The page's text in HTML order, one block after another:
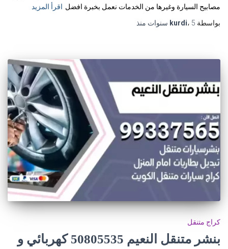
مصابيح السيارة وغيرها من الخدمات نعمل بخبرة افضل اقرأ المزيد
بواسطة
kurdi، 5 سنوات منذ
كراج متنقل
بنشر متنقل النعيم 50805535‬ كهربائي و